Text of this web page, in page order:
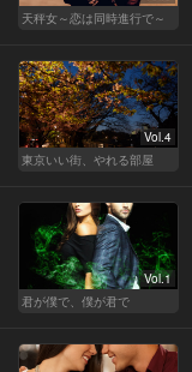
天秤女～恋は同時進行で～
Vol.4
東京いい街、やれる部屋
Vol.1
君が僕で、僕が君で